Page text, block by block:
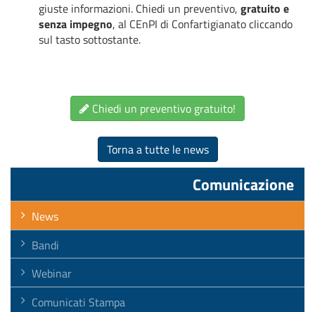
giuste informazioni. Chiedi un preventivo, gratuito e
senza impegno, al CEnPI di Confartigianato cliccando
sul tasto sottostante.
Chiedi un preventivo gratuito!
Torna a tutte le news
Comunicazione
News
Bandi
Webinar
Comunicati Stampa